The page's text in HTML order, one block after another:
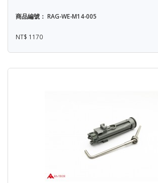
商品編號： RAG-WE-M14-005
NT$ 1170